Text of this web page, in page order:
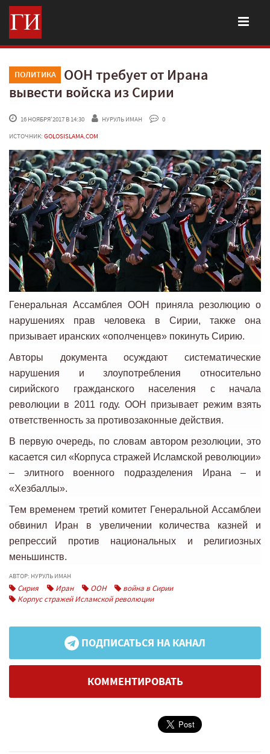
ПОЛИТИКА
ООН требует от Ирана
вывести войска из Сирии
16 НОЯБРЯ'2017 В 14:30 НУРУЛЬ ИМАН
0
ИСТОЧНИК: GOLOSISLAMA.COM
Генеральная Ассамблея ООН приняла резолюцию о
нарушениях прав человека в Сирии, также она
призывает иранских «ополченцев» покинуть Сирию.
Авторы документа осуждают систематические
нарушения и злоупотребления относительно
сирийского гражданского населения с начала
революции в 2011 году. ООН призывает режим взять
ответственность за противозаконные действия.
В первую очередь, по словам автором резолюции, это
касается сил «Корпуса стражей Исламской революции»
– элитного военного подразделения Ирана – и
«Хезбаллы».
Тем временем третий комитет Генеральной Ассамблеи
обвинил Иран в увеличении количества казней и
репрессий против национальных и религиозных
меньшинств.
АВТОР: НУРУЛЬ ИМАН
Сирия Иран ООН
война в Сирии
Корпус стражей Исламской революции
ПОДПИСАТЬСЯ НА КАНАЛ
КОММЕНТИРОВАТЬ